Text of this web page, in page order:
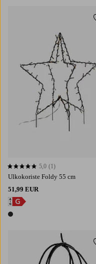
Ulkokoriste Foldy 55 cm
51,99 EUR
1 väri
5,0 perustuen 1 arvosanaan
5,0 (1)